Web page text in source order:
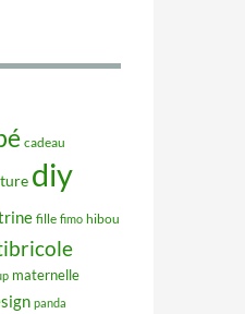
cadeau
diy
fille fimo hibou
maternelle
panda